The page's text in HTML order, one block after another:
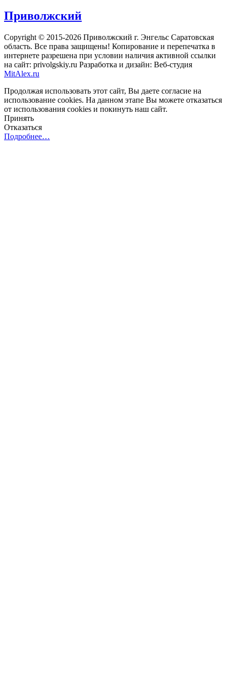
Приволжский
Copyright © 2015-2026 Приволжский г. Энгельс Саратовская
область. Все права защищены! Копирование и перепечатка в
интернете разрешена при условии наличия активной ссылки
на сайт: privolgskiy.ru Разработка и дизайн: Веб-студия
MitAlex.ru
Продолжая использовать этот сайт, Вы даете согласие на
использование cookies. На данном этапе Вы можете отказаться
от использования cookies и покинуть наш сайт.
Принять
Отказаться
Подробнее…